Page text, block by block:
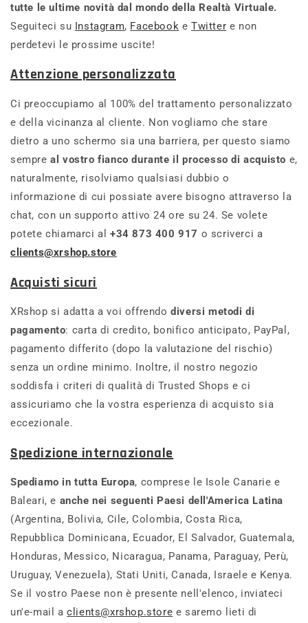
tutte le ultime novità dal mondo della Realtà Virtuale.
Seguiteci su Instagram, Facebook eTwitter e non
perdetevi le prossime uscite!
Attenzione personalizzata
Ci preoccupiamo al 100% del trattamento personalizzato
e della vicinanza al cliente. Non vogliamo che stare
dietro a uno schermo sia una barriera, per questo siamo
sempreal vostro fianco durante il processo di acquisto e,
naturalmente, risolviamo qualsiasi dubbio o
informazione di cui possiate avere bisogno attraverso la
chat, con un supporto attivo 24 ore su 24. Se volete
potete chiamarci al +34 873 400 917 o scriverci a
clients@xrshop.store
Acquisti sicuri
XRshop si adatta a voi offrendodiversi metodi di
pagamento: carta di credito, bonifico anticipato, PayPal,
pagamento differito (dopo la valutazione del rischio)
senza un ordine minimo. Inoltre, il nostro negozio
soddisfa i criteri di qualità di Trusted Shops e ci
assicuriamo che la vostra esperienza di acquisto sia
eccezionale.
Spedizione internazionale
Spediamo in tutta Europa, comprese le Isole Canarie e
Baleari, e anche nei seguenti Paesi dell'America Latina
(Argentina, Bolivia, Cile, Colombia, Costa Rica,
Repubblica Dominicana, Ecuador, El Salvador, Guatemala,
Honduras, Messico, Nicaragua, Panama, Paraguay, Perù,
Uruguay, Venezuela), Stati Uniti, Canada, Israele e Kenya.
Se il vostro Paese non è presente nell'elenco, inviateci
un'e-mail aclients@xrshop.store e saremo lieti di